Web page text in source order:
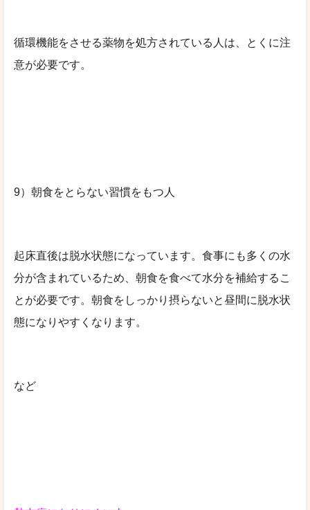
循環機能をさせる薬物を処方されている人は、とくに注
意が必要です。
9）朝食をとらない習慣をもつ人
起床直後は脱水状態になっています。食事にも多くの水
分が含まれているため、朝食を食べて水分を補給するこ
とが必要です。朝食をしっかり摂らないと昼間に脱水状
態になりやすくなります。
など